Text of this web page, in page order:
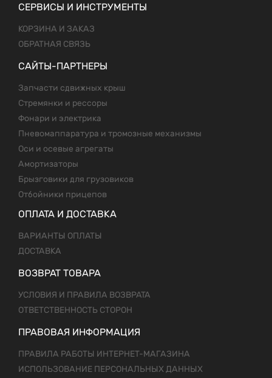
СЕРВИСЫ И ИНСТРУМЕНТЫ
КОРЗИНА И ЗАКАЗ
ОБРАТНАЯ СВЯЗЬ
САЙТЫ-ПАРТНЕРЫ
Запчасти сдвижных крыш
Стремянки и рессоры
Фонари и электрика
Пневомаппаратура и тромозные механизмы
Оси и осевые агрегаты
Амортизаторы
Брызговики для грузовиков
Отбойники прицепов
ОПЛАТА И ДОСТАВКА
ВАРИАНТЫ ОПЛАТЫ
ДОСТАВКА
ВОЗВРАТ ТОВАРА
УСЛОВИЯ И ПРАВИЛА ВОЗВРАТА
ОТВЕТСТВЕННОСТЬ СТОРОН
ПРАВОВАЯ ИНФОРМАЦИЯ
ПРАВИЛА РАБОТЫ ИНТЕРНЕТ-МАГАЗИНА
ИСПОЛЬЗОВАНИЕ ПЕРСОНАЛЬНЫХ ДАННЫХ